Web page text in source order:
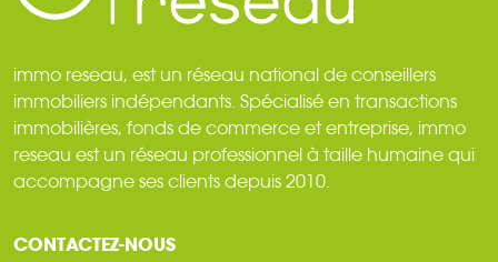
immo reseau, est un réseau national de conseillers
immobiliers indépendants. Spécialisé en transactions
immobilières, fonds de commerce et entreprise, immo
reseau est un réseau professionnel à taille humaine qui
accompagne ses clients depuis 2010.
CONTACTEZ-NOUS